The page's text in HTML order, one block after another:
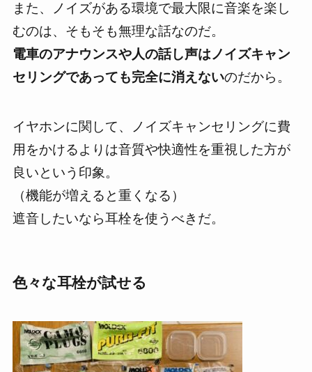
また、
ノイズがある環境で最大限に音楽を楽し
むのは、そもそも無理な話なのだ。
電車のアナウンスや人の話し声はノイズキャン
セリングであっても完全に消えないのだから。
イヤホンに関して、
ノイズキャンセリングに費
用をかけるよりは音質や快適性を重視した方が
良いという印象。
（機能が増えると重くなる）
遮音したいなら耳栓を使うべきだ。
色々な耳栓が試せる